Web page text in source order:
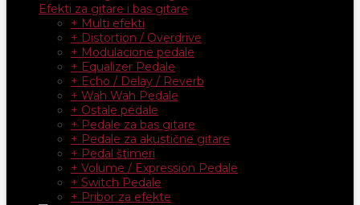
Efekti za gitare i bas gitare
+ Multi efekti
+ Distortion / Overdrive
+ Modulacione pedale
+ Equalizer Pedale
+ Echo / Delay / Reverb
+ Wah Wah Pedale
+ Ostale pedale
+ Pedale za bas gitare
+ Pedale za akustične gitare
+ Pedal štimeri
+ Volume / Expression Pedale
+ Switch Pedale
+ Pribor za efekte